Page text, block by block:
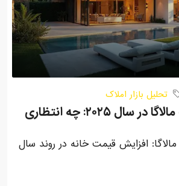
تحلیل بازار املاک
روند بازار املاک مالاگا در سال ۲۰۲۵: چه انتظاری
افزایش قیمت خانه در روند سال